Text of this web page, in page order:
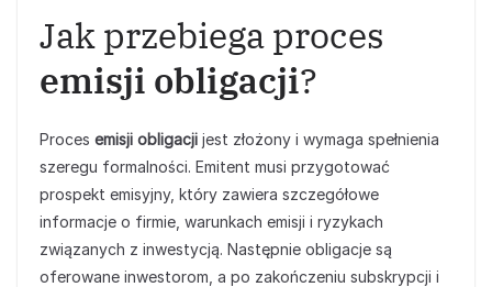
Jak przebiega proces
emisji obligacji?
Proces emisji obligacji jest złożony i wymaga spełnienia
szeregu formalności. Emitent musi przygotować
prospekt emisyjny, który zawiera szczegółowe
informacje o firmie, warunkach emisji i ryzykach
związanych z inwestycją. Następnie obligacje są
oferowane inwestorom, a po zakończeniu subskrypcji i